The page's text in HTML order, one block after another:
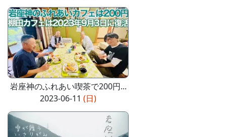
岩座神のふれあい喫茶で200円...
2023-06-11 (日)